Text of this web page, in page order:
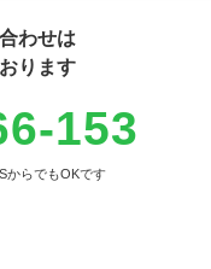
わせは
ります
153
からでもOKです